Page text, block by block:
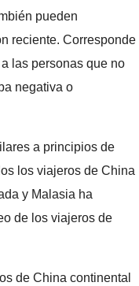
pueden
reciente. Corresponde
las personas que no
negativa o
a principios de
los viajeros de China
y Malasia ha
de los viajeros de
de China continental